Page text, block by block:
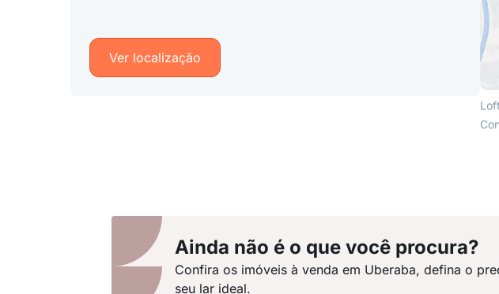
Ver localização
Loft
Ainda não é o que você procura?
Confira os imóveis à venda em Uberaba, defina o
seu lar ideal.